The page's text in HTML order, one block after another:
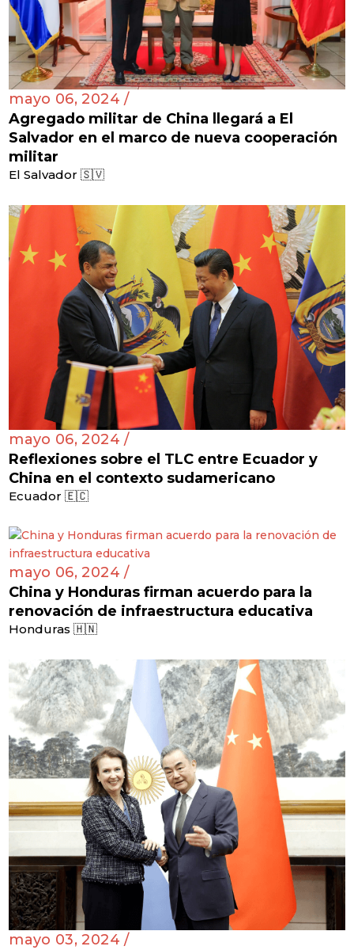
mayo 06, 2024 /
Agregado militar de China llegará a El
Salvador en el marco de nueva cooperación
militar
El Salvador 🇸🇻
mayo 06, 2024 /
Reflexiones sobre el TLC entre Ecuador y
China en el contexto sudamericano
Ecuador 🇪🇨
mayo 06, 2024 /
China y Honduras firman acuerdo para la
renovación de infraestructura educativa
Honduras 🇭🇳
mayo 03, 2024 /